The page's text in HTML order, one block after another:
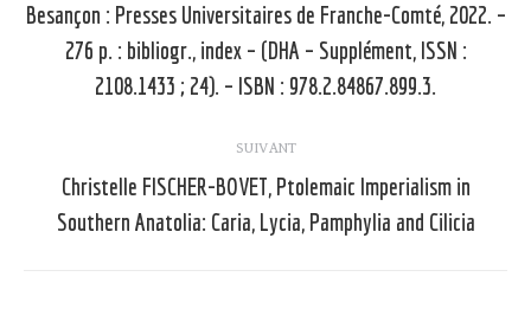
Article
précédent
:
Besançon : Presses Universitaires de Franche-Comté, 2022. –
276 p. : bibliogr., index – (DHA – Supplément, ISSN :
2108.1433 ; 24). – ISBN : 978.2.84867.899.3.
SUIVANT
Article
suivant
Christelle FISCHER-BOVET, Ptolemaic Imperialism in
Southern Anatolia: Caria, Lycia, Pamphylia and Cilicia